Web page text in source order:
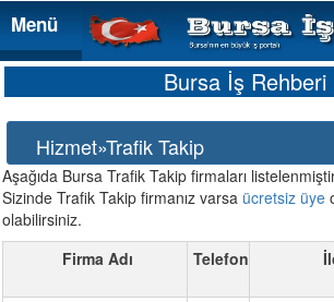
Menü
Menü
Bursa İş Rehberi
Hizmet»Trafik Takip
Aşağıda Bursa Trafik Takip firmaları
Sizinde Trafik Takip firmanız varsa ücretsiz üye
olabilirsiniz.
Firma Adı
Telefon